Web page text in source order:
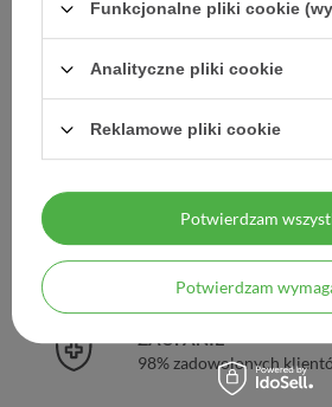
Producent:L'OREAL POLSKA
Kod produktu:3337875824033
DARMOWA DOSTAWA
Już od 149 zł !
DOŚWIADCZENIE
ZAUFANIE
98% zadowolonych
Funkcjonalne pliki cookie
Analityczne pliki cookie
Reklamowe pliki cookie
Potwierdzam
Potwierdzam